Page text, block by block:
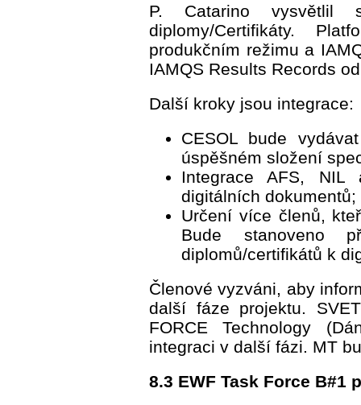
P. Catarino vysvětlil
diplomy/Certifikáty.
produkčním režimu a
IAMQS Results Records
Další kroky jsou integrace:
CESOL bude
úspěšném složení
Integrace AFS, NIL
digitálních dokumentů;
Určení více členů,
Bude stanoveno
diplomů/certifikátů k
Členové vyzváni, aby
další fáze projektu.
FORCE Technology
integraci v další fázi. MT
8.3 EWF Task Force B#1